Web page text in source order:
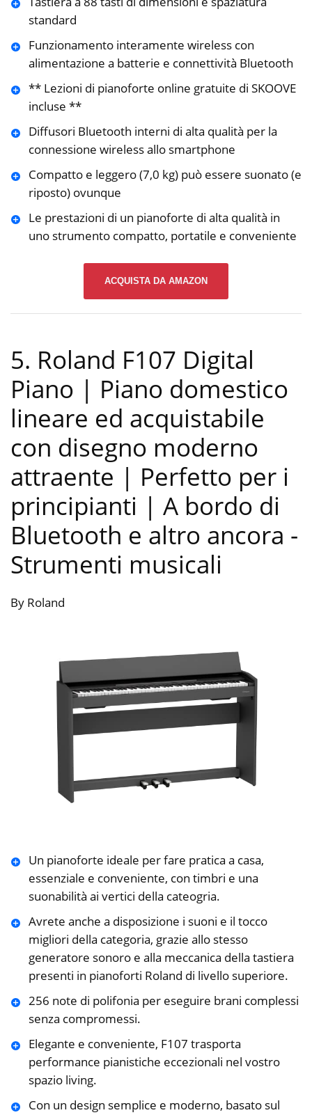
standard
Funzionamento interamente wireless con
alimentazione a batterie e connettività Bluetooth
** Lezioni di pianoforte online gratuite di SKOOVE
incluse **
Diffusori Bluetooth interni di alta qualità per la
connessione wireless allo smartphone
Compatto e leggero (7,0 kg) può essere suonato (e
riposto) ovunque
Le prestazioni di un pianoforte di alta qualità in
uno strumento compatto, portatile e conveniente
ACQUISTA DA AMAZON
5. Roland F107 Digital
Piano | Piano domestico
lineare ed acquistabile
con disegno moderno
attraente | Perfetto per i
principianti | A bordo di
Bluetooth e altro ancora -
Strumenti musicali
By Roland
Un pianoforte ideale per fare pratica a casa,
essenziale e conveniente, con timbri e una
suonabilità ai vertici della cateogria.
Avrete anche a disposizione i suoni e il tocco
migliori della categoria, grazie allo stesso
generatore sonoro e alla meccanica della tastiera
presenti in pianoforti Roland di livello superiore.
256 note di polifonia per eseguire brani complessi
senza compromessi.
Elegante e conveniente, F107 trasporta
performance pianistiche eccezionali nel vostro
spazio living.
Con un design semplice e moderno, basato sul